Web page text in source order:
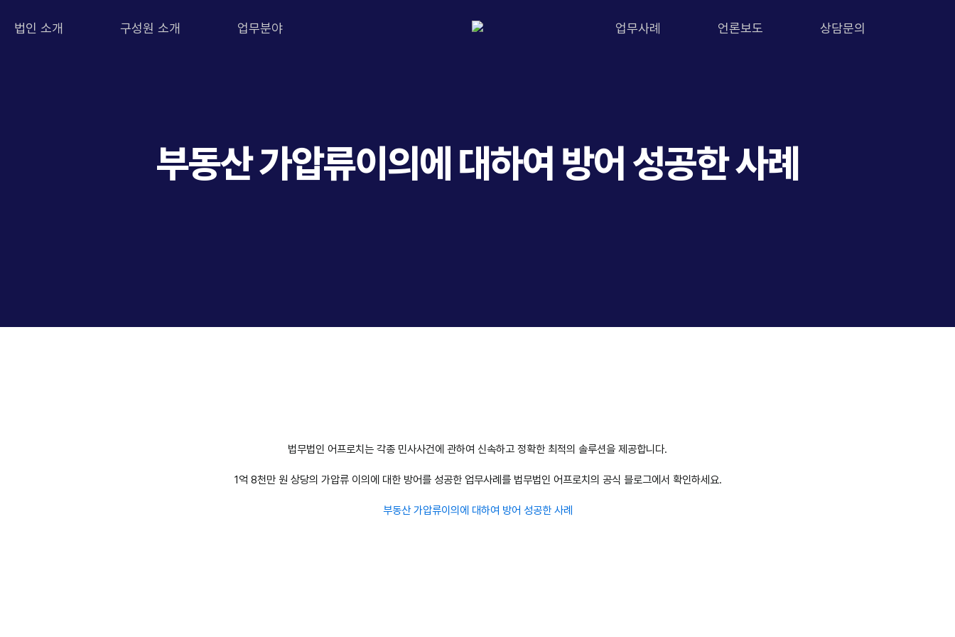
법인 소개 구성원 소개 업무분야 업무사례 언론보도 상담문의
부동산 가압류이의에 대하여 방어 성공한 사례
법무법인 어프로치는 각종 민사사건에 관하여 신속하고 정확한 최적의 솔루션을 제공합니다.
1억 8천만 원 상당의 가압류 이의에 대한 방어를 성공한 업무사례를 법무법인 어프로치의 공식 블로그에서 확인하세요.
부동산 가압류이의에 대하여 방어 성공한 사례